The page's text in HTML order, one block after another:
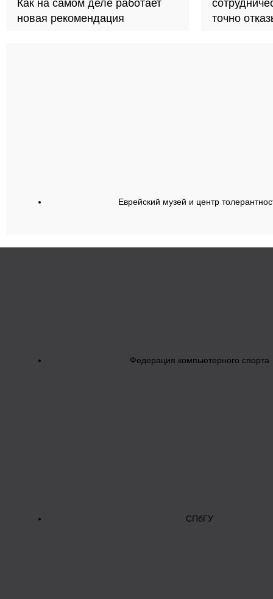
Как на самом деле работает
новая рекомендация
точно
Еврейский музей и центр
Федерация компьютерного спорта
СПбГУ